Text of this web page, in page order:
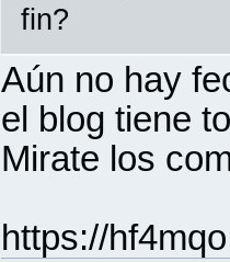
fin?
Aún no hay
el blog tiene
Mirate los
https://